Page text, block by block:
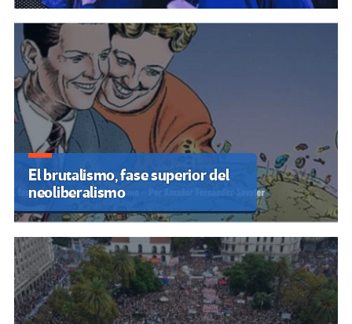
El brutalismo, fase superior del
neoliberalismo